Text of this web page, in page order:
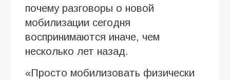
почему разговоры о новой
мобилизации сегодня
воспринимаются иначе, чем
несколько лет назад.
«Просто мобилизовать физически